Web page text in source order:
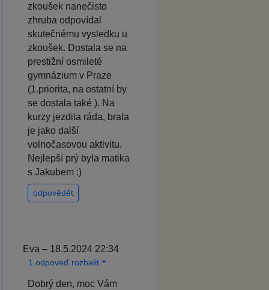
zkoušek nanečisto
zhruba odpovídal
skutečnému vysledku u
zkoušek. Dostala se na
prestižní osmileté
gymnázium v Praze
(1.priorita, na ostatní by
se dostala také ). Na
kurzy jezdila ráda, brala
je jako další
volnočasovou aktivitu.
Nejlepší prý byla matika
s Jakubem :)
odpovědět
Eva – 18.5.2024 22:34
1 odpoveď rozbalit
Dobrý den, moc Vám